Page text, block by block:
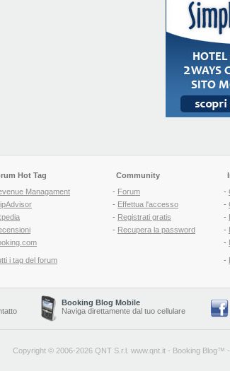
Hot Tag
Managament
i tag del forum
Community
- Forum
- Effettua l'accesso
- Registrati gratis
- Recupera la password
-
-
-
-
-
-
Booking Blog Mobile
Naviga direttamente dal tuo cellulare
Copyright © 2006-2026 QNT S.r.l. www.qnt.it - Booking Blog™ -